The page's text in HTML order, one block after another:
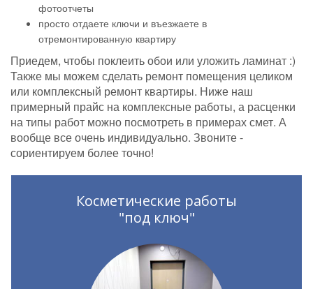
фотоотчеты
просто отдаете ключи и въезжаете в
отремонтированную квартиру
Приедем, чтобы поклеить обои или уложить ламинат :)
Также мы можем сделать ремонт помещения целиком
или комплексный ремонт квартиры. Ниже наш
примерный прайс на комплексные работы, а расценки
на типы работ можно посмотреть в примерах смет. А
вообще все очень индивидуально. Звоните -
сориентируем более точно!
Косметические работы
"под ключ"